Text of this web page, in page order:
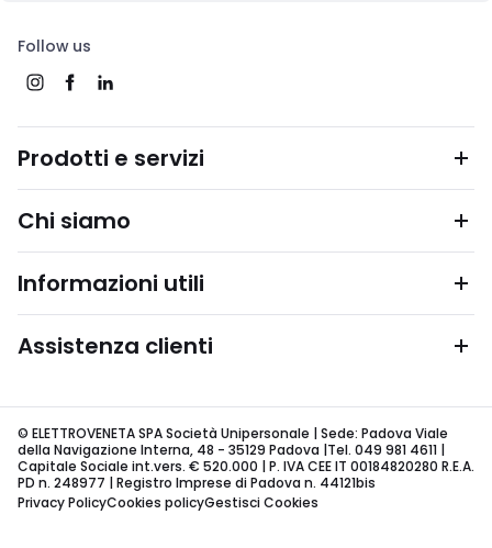
Follow us
Prodotti e servizi
Chi siamo
Informazioni utili
Assistenza clienti
© ELETTROVENETA SPA Società Unipersonale | Sede: Padova Viale
della Navigazione Interna, 48 - 35129 Padova |Tel. 049 981 4611 |
Capitale Sociale int.vers. € 520.000 | P. IVA CEE IT 00184820280 R.E.A.
PD n. 248977 | Registro Imprese di Padova n. 44121bis
Privacy PolicyCookies policyGestisci Cookies